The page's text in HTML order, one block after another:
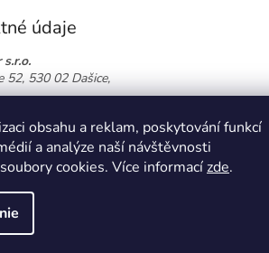
obsahu a reklam, poskytování funkcí
a analýze naší návštěvnosti
cookies. Více informacízde.
údaje
52, 530 02 Dašice,
Upraviť nastavenie cookies